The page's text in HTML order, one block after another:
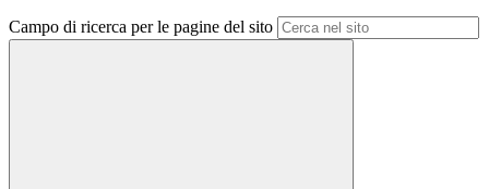
Campo di ricerca per le pagine del sito